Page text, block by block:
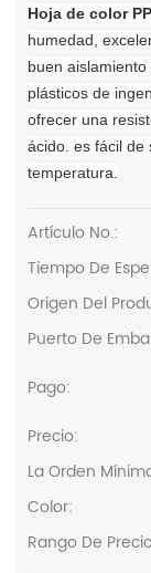
Hoja de color PP
humedad,
buen
plásticos de
ofrecer una
ácido. es fácil de
temperatura.
Artículo No.:
Tiempo De
Origen Del
Puerto De
Pago:
Precio:
La Orden
Color:
Rango De